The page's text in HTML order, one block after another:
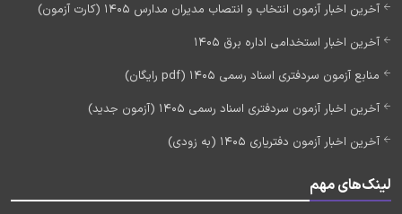
آخرین اخبار آزمون انتخاب و انتصاب مدیران مدارس 1405 (کارت آزمون)
آخرین اخبار استخدامی اداره برق 1405
منابع آزمون سردفتری اسناد رسمی 1405 (pdf رایگان)
آخرین اخبار آزمون سردفتری اسناد رسمی 1405 (آزمون جدید)
آخرین اخبار آزمون دفتریاری 1405 (به زودی)
لینک‌های مهم